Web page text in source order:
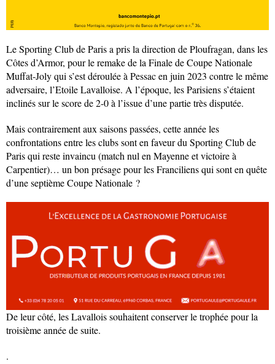
Le Sporting Club de Paris a pris la direction de Ploufragan, dans les
Côtes d’Armor, pour le remake de la Finale de Coupe Nationale
Muffat-Joly qui s’est déroulée à Pessac en juin 2023 contre le même
adversaire, l’Etoile Lavalloise. A l’époque, les Parisiens s’étaient
inclinés sur le score de 2-0 à l’issue d’une partie très disputée.
Mais contrairement aux saisons passées, cette année les
confrontations entre les clubs sont en faveur du Sporting Club de
Paris qui reste invaincu (match nul en Mayenne et victoire à
Carpentier)… un bon présage pour les Franciliens qui sont en quête
d’une septième Coupe Nationale ?
De leur côté, les Lavallois souhaitent conserver le trophée pour la
troisième année de suite.
.